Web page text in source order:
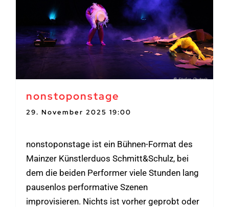
nonstoponstage
29. November 2025 19:00
nonstoponstage ist ein Bühnen-Format des
Mainzer Künstlerduos Schmitt&Schulz, bei
dem die beiden Performer viele Stunden lang
pausenlos performative Szenen
improvisieren. Nichts ist vorher geprobt oder